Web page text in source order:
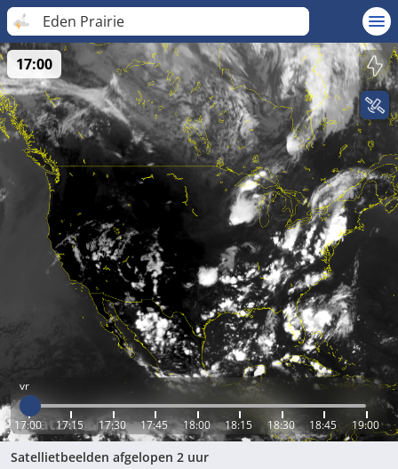
Eden Prairie
vr
17:00 17:15 17:30 17:45 18:00 18:15 18:30 18:45 19:00
17:00
Satellietbeelden afgelopen 2 uur